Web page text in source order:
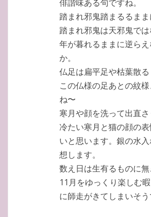
俳諧味ある句ですね。
踏まれ邪鬼踏まるるま
踏まれ邪鬼は天邪鬼では
年が暮れるままに逆ら
か。
仏足は扁平足や枯葉散る
この仏様の足あとの紋
ね〜
寒月や顔を洗って出直さ
冷たい寒月と猫の顔の
いと思います。銀の水
想します。
数え日は生有るものに
11月をゆっくり楽しむ
に師走がきてしまいそう